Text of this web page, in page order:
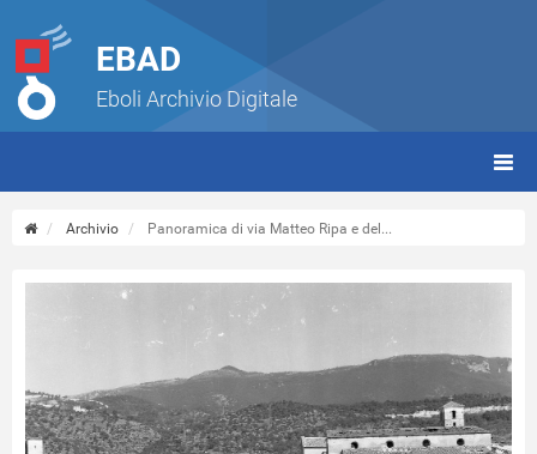
EBAD
Eboli Archivio Digitale
Archivio Panoramica di via Matteo Ripa e del...